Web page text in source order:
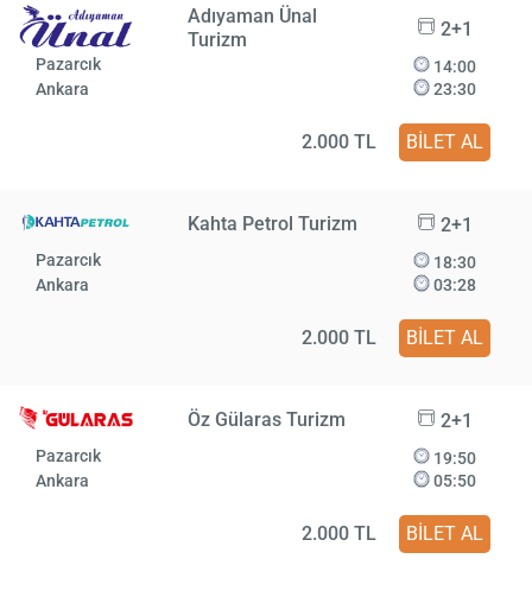
Adıyaman Ünal
Turizm
2+1
Pazarcık
Ankara
14:00
23:30
2.000 TL BİLET AL
Kahta Petrol Turizm 2+1
Pazarcık
Ankara
18:30
03:28
2.000 TL BİLET AL
Öz Gülaras Turizm 2+1
Pazarcık
Ankara
19:50
05:50
2.000 TL BİLET AL